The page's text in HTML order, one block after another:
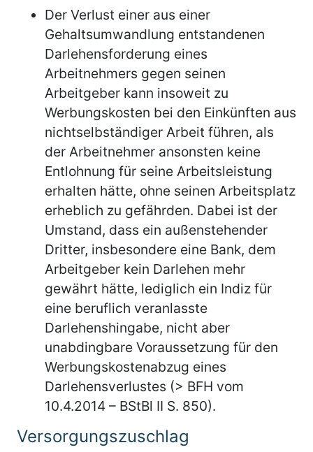
Der Verlust einer aus einer
Gehaltsumwandlung entstandenen
Darlehensforderung eines
Arbeitnehmers gegen seinen
Arbeitgeber kann insoweit zu
Werbungskosten bei den Einkünften aus
nichtselbständiger Arbeit führen, als
der Arbeitnehmer ansonsten keine
Entlohnung für seine Arbeitsleistung
erhalten hätte, ohne seinen Arbeitsplatz
erheblich zu gefährden. Dabei ist der
Umstand, dass ein außenstehender
Dritter, insbesondere eine Bank, dem
Arbeitgeber kein Darlehen mehr
gewährt hätte, lediglich ein Indiz für
eine beruflich veranlasste
Darlehenshingabe, nicht aber
unabdingbare Voraussetzung für den
Werbungskostenabzug eines
Darlehensverlustes (> BFH vom
10.4.2014 – BStBl II S. 850).
Versorgungszuschlag